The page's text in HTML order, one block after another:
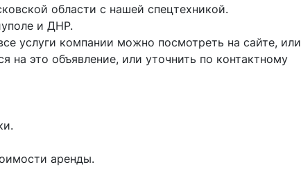
области с нашей спецтехникой.
и ДНР.
услуги компании можно посмотреть на сайте, или
на это объявление, или уточнить по контактному
аренды.